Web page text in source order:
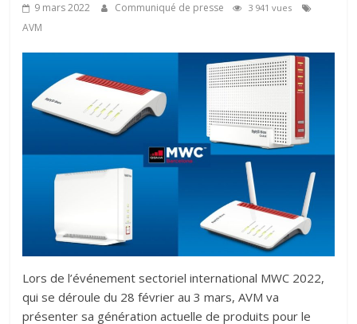
9 mars 2022 Communiqué de presse 3 941 vues
AVM
Lors de l’événement sectoriel international MWC 2022,
qui se déroule du 28 février au 3 mars, AVM va
présenter sa génération actuelle de produits pour le